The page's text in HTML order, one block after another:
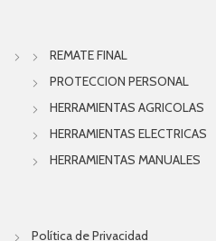
REMATE FINAL
PROTECCION PERSONAL
HERRAMIENTAS AGRICOLAS
HERRAMIENTAS ELECTRICAS
HERRAMIENTAS MANUALES
Política de Privacidad